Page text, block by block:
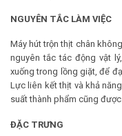
NGUYÊN TẮC LÀM VIỆC
Máy hút trộn thịt chân
nguyên tắc tác động vật
xuống trong lồng giặt, để
Lực liên kết thịt và khả
suất thành phẩm cũng
ĐẶC TRƯNG